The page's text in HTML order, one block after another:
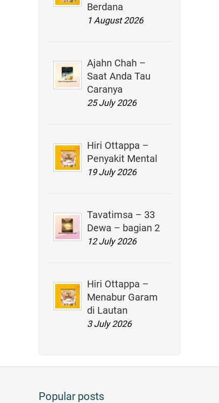
Berdana
1 August 2026
Ajahn Chah –
Saat Anda Tau
Caranya
25 July 2026
Hiri Ottappa –
Penyakit Mental
19 July 2026
Tavatimsa – 33
Dewa – bagian 2
12 July 2026
Hiri Ottappa –
Menabur Garam
di Lautan
3 July 2026
Popular posts